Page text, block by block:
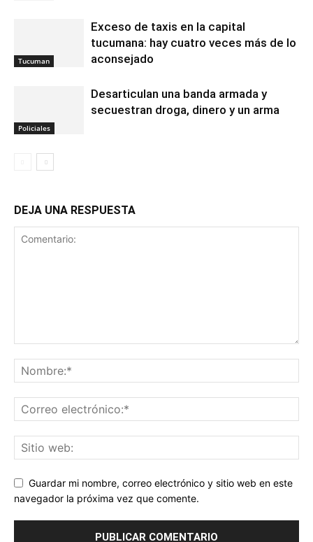
Tucuman
Exceso de taxis en la capital
tucumana: hay cuatro veces más de lo
aconsejado
Policiales
Desarticulan una banda armada y
secuestran droga, dinero y un arma
DEJA UNA RESPUESTA
Guardar mi nombre, correo electrónico y sitio web en este
navegador la próxima vez que comente.